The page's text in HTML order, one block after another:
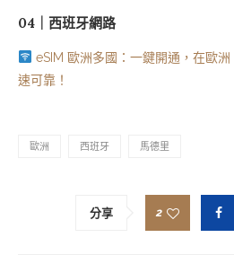
04｜西班牙網路
eSIM 歐洲多國：一鍵開通，在歐
速可靠！
歐洲 西班牙 馬德里
分享 2